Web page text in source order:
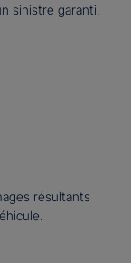
sinistre garanti.
résultants